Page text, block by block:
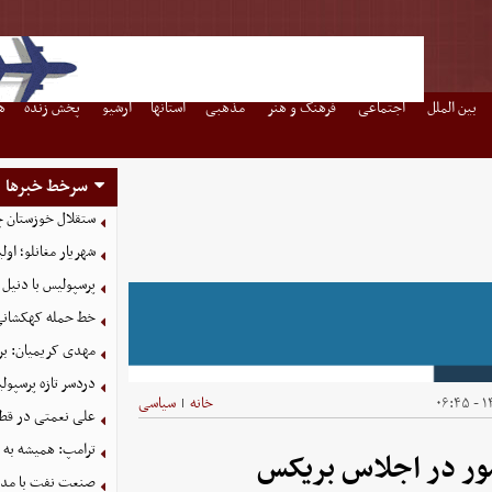
بین الملل اجتماعی فرهنگ و هنر مذهبی استانها آرشیو پخش زنده
خانه | سیاسی
در اجلاس بریکس
سرخط خبرها
ستقلال
شهریار مغانلو؛
پرسپولیس با
خط حمله کهکشانی
مهدی کریمیان:
دردسر تازه
علی نعمتی در
ترامپ: همیشه به
صنعت نفت با